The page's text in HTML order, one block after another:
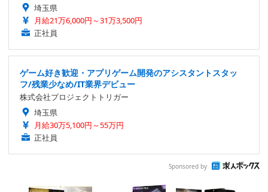
埼玉県
月給21万6,000円～31万3,500円
正社員
ゲーム好き歓迎・アプリゲーム開発のアシスタントスタッ
フ/残業少なめ/IT業界デビュー
株式会社プロジェクトトリガー
埼玉県
月給30万5,100円～55万円
正社員
Sponsored by